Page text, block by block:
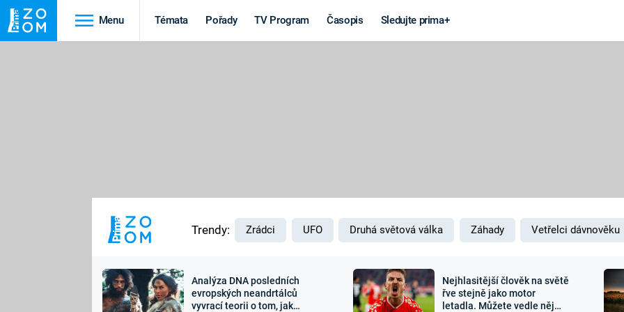
Menu Témata Pořady TV Program Časopis Sledujte prima+
MARS
Výročí
Záhady a
Trendy: Zrádci UFO Druhá světová válka Záhady Vetřelci dávnověku
Analýza DNA posledních
evropských neandrtálců
vyvrací teorii o tom, jak
Nejhlasitější člověk na světě
řve stejně jako motor
letadla. Můžete vedle něj